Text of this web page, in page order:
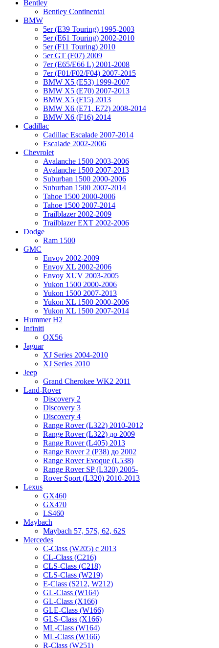
Bentley
Bentley Continental
BMW
5er (E39 Touring) 1995-2003
5er (E61 Touring) 2002-2010
5er (F11 Touring) 2010
5er GT (F07) 2009
7er (E65/E66 L) 2001-2008
7er (F01/F02/F04) 2007-2015
BMW X5 (E53) 1999-2007
BMW X5 (E70) 2007-2013
BMW X5 (F15) 2013
BMW X6 (E71, E72) 2008-2014
BMW X6 (F16) 2014
Cadillac
Cadillac Escalade 2007-2014
Escalade 2002-2006
Chevrolet
Avalanche 1500 2003-2006
Avalanche 1500 2007-2013
Suburban 1500 2000-2006
Suburban 1500 2007-2014
Tahoe 1500 2000-2006
Tahoe 1500 2007-2014
Trailblazer 2002-2009
Trailblazer EXT 2002-2006
Dodge
Ram 1500
GMC
Envoy 2002-2009
Envoy XL 2002-2006
Envoy XUV 2003-2005
Yukon 1500 2000-2006
Yukon 1500 2007-2013
Yukon XL 1500 2000-2006
Yukon XL 1500 2007-2014
Hummer H2
Infiniti
QX56
Jaguar
XJ Series 2004-2010
XJ Series 2010
Jeep
Grand Cherokee WK2 2011
Land-Rover
Discovery 2
Discovery 3
Discovery 4
Range Rover (L322) 2010-2012
Range Rover (L322) до 2009
Range Rover (L405) 2013
Range Rover 2 (P38) до 2002
Range Rover Evoque (L538)
Range Rover SP (L320) 2005-
Rover Sport (L320) 2010-2013
Lexus
GX460
GX470
LS460
Maybach
Maybach 57, 57S, 62, 62S
Mercedes
C-Class (W205) с 2013
CL-Class (C216)
CLS-Class (C218)
CLS-Class (W219)
E-Class (S212, W212)
GL-Class (W164)
GL-Class (X166)
GLE-Class (W166)
GLS-Class (X166)
ML-Class (W164)
ML-Class (W166)
R-Class (W251)